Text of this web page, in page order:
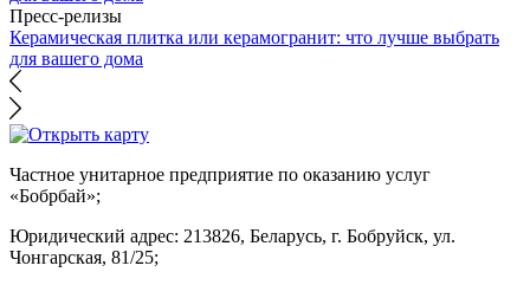
Пресс-релизы
Керамическая плитка или керамогранит: что лучше выбрать
для вашего дома
Частное унитарное предприятие по оказанию услуг
«Бобрбай»;
Юридический адрес: 213826, Беларусь, г. Бобруйск, ул.
Чонгарская, 81/25;